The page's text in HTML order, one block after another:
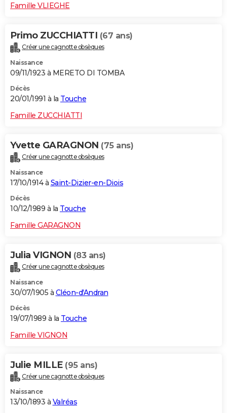
Famille VLIEGHE
Primo ZUCCHIATTI (67 ans)
Créer une cagnotte obsèques
Naissance
09/11/1923 à MERETO DI TOMBA
Décès
20/01/1991 à la Touche
Famille ZUCCHIATTI
Yvette GARAGNON (75 ans)
Créer une cagnotte obsèques
Naissance
17/10/1914 à Saint-Dizier-en-Diois
Décès
10/12/1989 à la Touche
Famille GARAGNON
Julia VIGNON (83 ans)
Créer une cagnotte obsèques
Naissance
30/07/1905 à Cléon-d'Andran
Décès
19/07/1989 à la Touche
Famille VIGNON
Julie MILLE (95 ans)
Créer une cagnotte obsèques
Naissance
13/10/1893 à Valréas